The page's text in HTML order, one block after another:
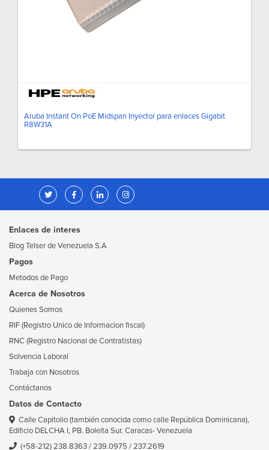
Aruba Instant On PoE Midspan Inyector para enlaces Gigabit
R8W31A
Enlaces de interes
Blog Telser de Venezuela S.A
Pagos
Metodos de Pago
Acerca de Nosotros
Quienes Somos
RIF (Registro Unico de Informacion fiscal)
RNC (Registro Nacional de Contratistas)
Solvencia Laboral
Trabaja con Nosotros
Contáctanos
Datos de Contacto
Calle Capitolio (también conocida como calle República Dominicana),
Edificio DELCHA I, PB. Boleíta Sur. Caracas- Venezuela
(+58-212) 238.8363/239.0975 /237.2619